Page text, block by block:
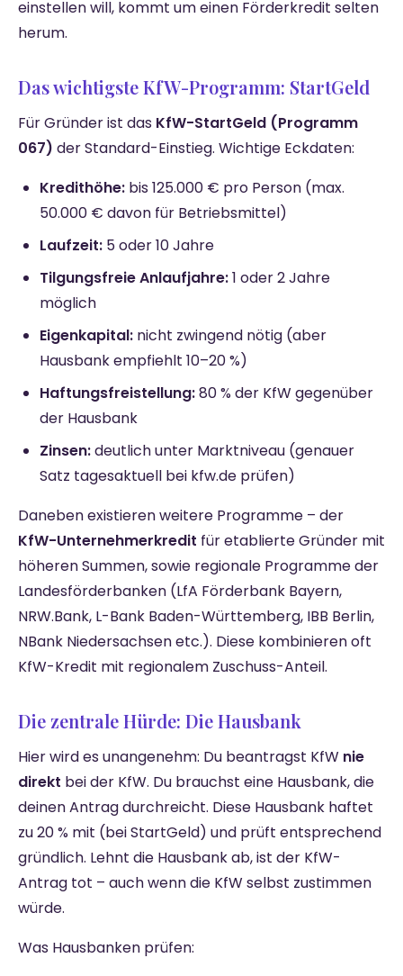
einstellen will, kommt um einen Förderkredit selten
herum.
Das wichtigste KfW-Programm: StartGeld
Für Gründer ist das KfW-StartGeld (Programm
067) der Standard-Einstieg. Wichtige Eckdaten:
Kredithöhe: bis 125.000 € pro Person (max.
50.000 € davon für Betriebsmittel)
Laufzeit: 5 oder 10 Jahre
Tilgungsfreie Anlaufjahre:1 oder 2 Jahre
möglich
Eigenkapital: nicht zwingend nötig (aber
Hausbank empfiehlt 10–20 %)
Haftungsfreistellung:80 % der KfW gegenüber
der Hausbank
Zinsen:deutlich unter Marktniveau (genauer
Satz tagesaktuell bei kfw.de prüfen)
Daneben existieren weitere Programme – der
KfW-Unternehmerkredit für etablierte Gründer mit
höheren Summen, sowie regionale Programme der
Landesförderbanken (LfA Förderbank Bayern,
NRW.Bank, L-Bank Baden-Württemberg, IBB Berlin,
NBank Niedersachsen etc.). Diese kombinieren oft
KfW-Kredit mit regionalem Zuschuss-Anteil.
Die zentrale Hürde: Die Hausbank
Hier wird es unangenehm: Du beantragst KfW nie
direkt bei der KfW. Du brauchst eine Hausbank, die
deinen Antrag durchreicht. Diese Hausbank haftet
zu 20 % mit (bei StartGeld) und prüft entsprechend
gründlich. Lehnt die Hausbank ab, ist der KfW-
Antrag tot – auch wenn die KfW selbst zustimmen
würde.
Was Hausbanken prüfen: